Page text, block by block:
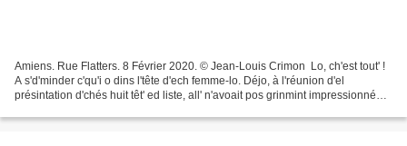
Amiens. Rue Flatters. 8 Février 2020. © Jean-Louis Crimon Lo, ch'est tout' !
A s'd'minder c'qu'i o dins l'tête d'ech femme-lo. Déjo, à l'réunion d'el
présintation d'chés huit têt' ed liste, all' n'avoait pos grinmint impressionné